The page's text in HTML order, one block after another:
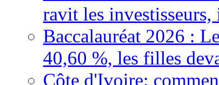
ravit les
Baccalauréat 2026 :
40,60 %, les filles
Côte d'Ivoire: